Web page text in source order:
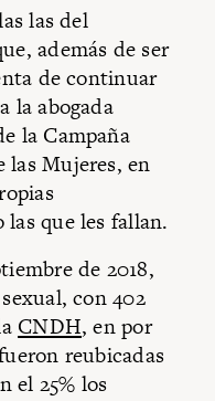
las del
además de ser
de continuar
la abogada
la Campaña
las Mujeres, en
las que les fallan.
de 2018,
con 402
CNDH, en por
reubicadas
el 25% los